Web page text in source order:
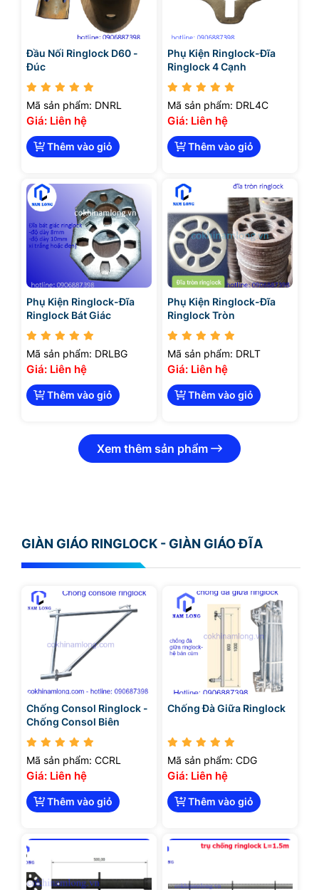
Đầu Nối Ringlock D60 -
Đúc
Mã sản phẩm: DNRL
Giá: Liên hệ
Thêm vào giỏ
Phụ Kiện Ringlock-Đĩa
Ringlock 4 Cạnh
Mã sản phẩm: DRL4C
Giá: Liên hệ
Thêm vào giỏ
Phụ Kiện Ringlock-Đĩa
Ringlock Bát Giác
Mã sản phẩm: DRLBG
Giá: Liên hệ
Thêm vào giỏ
Phụ Kiện Ringlock-Đĩa
Ringlock Tròn
Mã sản phẩm: DRLT
Giá: Liên hệ
Thêm vào giỏ
Xem thêm sản phẩm
GIÀN GIÁO RINGLOCK - GIÀN GIÁO ĐĨA
Chống Consol Ringlock -
Chống Consol Biên
Mã sản phẩm: CCRL
Giá: Liên hệ
Thêm vào giỏ
Chống Đà Giữa Ringlock
Mã sản phẩm: CDG
Giá: Liên hệ
Thêm vào giỏ